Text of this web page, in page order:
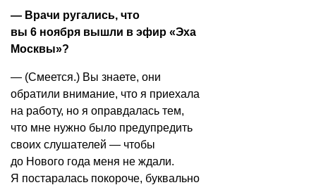
— Врачи ругались, что
вы 6 ноября вышли в эфир «Эха
Москвы»?
— (Смеется.) Вы знаете, они
обратили внимание, что я приехала
на работу, но я оправдалась тем,
что мне нужно было предупредить
своих слушателей — чтобы
до Нового года меня не ждали.
Я постаралась покороче, буквально